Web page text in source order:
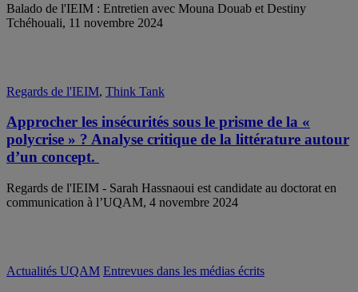
Balado de l'IEIM : Entretien avec Mouna Douab et Destiny
Tchéhouali, 11 novembre 2024
Regards de l'IEIM, Think Tank
Approcher les insécurités sous le prisme de la «
polycrise » ? Analyse critique de la littérature autour
d’un concept.
Regards de l'IEIM - Sarah Hassnaoui est candidate au doctorat en
communication à l’UQAM, 4 novembre 2024
Actualités UQAM Entrevues dans les médias écrits